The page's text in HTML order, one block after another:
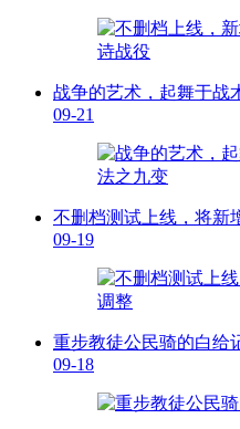
战争的艺术，起舞于
09-21
不删档测试上线，将新
09-19
重步教徒公民骑的白给
09-18